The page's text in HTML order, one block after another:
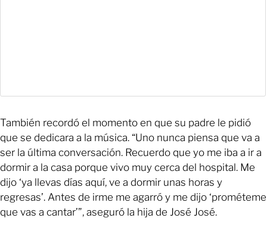
También recordó el momento en que su padre le pidió
que se dedicara a la música. “Uno nunca piensa que va a
ser la última conversación. Recuerdo que yo me iba a ir a
dormir a la casa porque vivo muy cerca del hospital. Me
dijo ‘ya llevas días aquí, ve a dormir unas horas y
regresas’. Antes de irme me agarró y me dijo ‘prométeme
que vas a cantar’”, aseguró la hija de José José.